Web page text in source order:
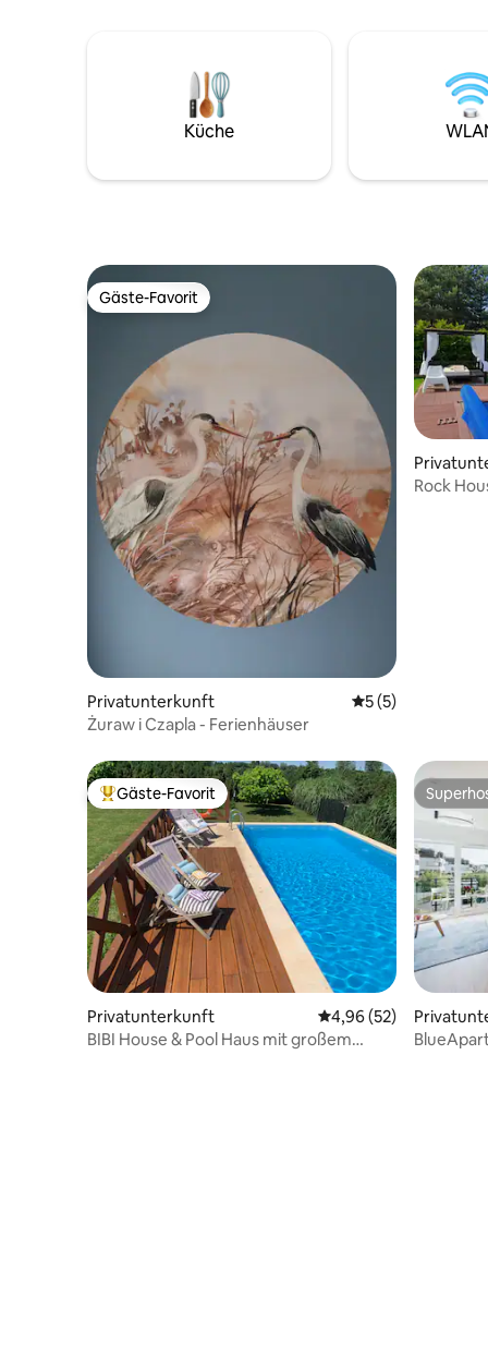
ruhigen Aufenthalt ein, mit einem
entspannenden Bad in der Badewanne
und einem Buch aus Żuławy am Kamin.
eine
Dies ist ein
Küche
Gäste-Favorit
Gäste-Favorit
Privatunterkunft Durchschnittliche
5 (5)
Żuraw i Czapla - Ferienhäuser
Rock
Beliebter Gäste-Favorit.
Gäste-Favorit
Privatunterkunft Durchschnittliche
4,96 (52)
BIBI House & Pool Haus mit großem